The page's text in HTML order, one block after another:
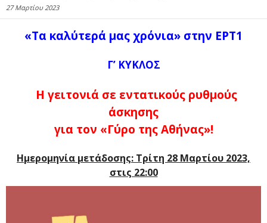
27 Μαρτίου 2023
«Τα καλύτερά μας χρόνια» στην ΕΡΤ1
Γ’ ΚΥΚΛΟΣ
Η γειτονιά σε εντατικούς ρυθμούς
άσκησης
για τον «Γύρο της Αθήνας»!
Ημερομηνία μετάδοσης: Τρίτη 28 Μαρτίου 2023,
στις 22:00